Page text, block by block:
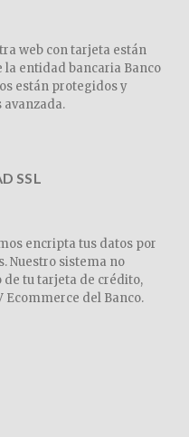
web con tarjeta están
la entidad bancaria Banco
están protegidos y
SSL
encripta tus datos por
Nuestro sistema no
tu tarjeta de crédito,
Ecommerce del Banco.